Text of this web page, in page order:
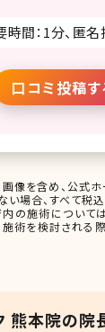
時間：1分、匿
口コミ投稿す
像を含め、公式
い場合、すべて税
内の施術について
術を検討される
熊本院の院